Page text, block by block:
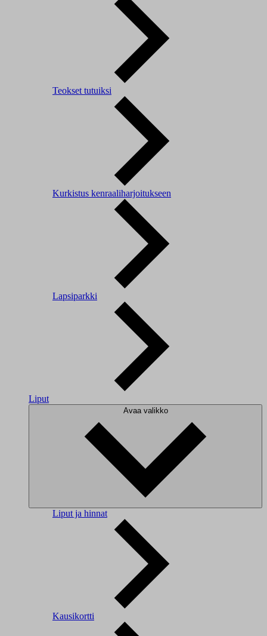
Teokset tutuiksi
Kurkistus kenraaliharjoitukseen
Lapsiparkki
Liput
Avaa valikko
Liput ja hinnat
Kausikortti